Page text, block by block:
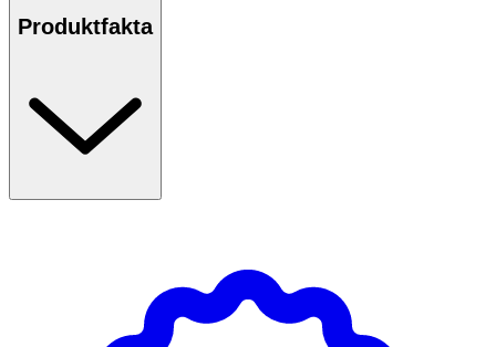
kan missfärgning i undantagsfall uppstå. Mått: L: 32cm, B:
plaster och giftiga material såsom BPA och ffalater Går
att använda i diskmaskin (tål temperaturer upp til
+220°C) Kan återvinnas till 100% vid utvalda ställen
OK för gravida och ammande: Ja
Produktfakta